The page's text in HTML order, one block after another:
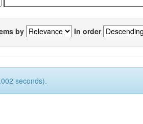
by In order
seconds).